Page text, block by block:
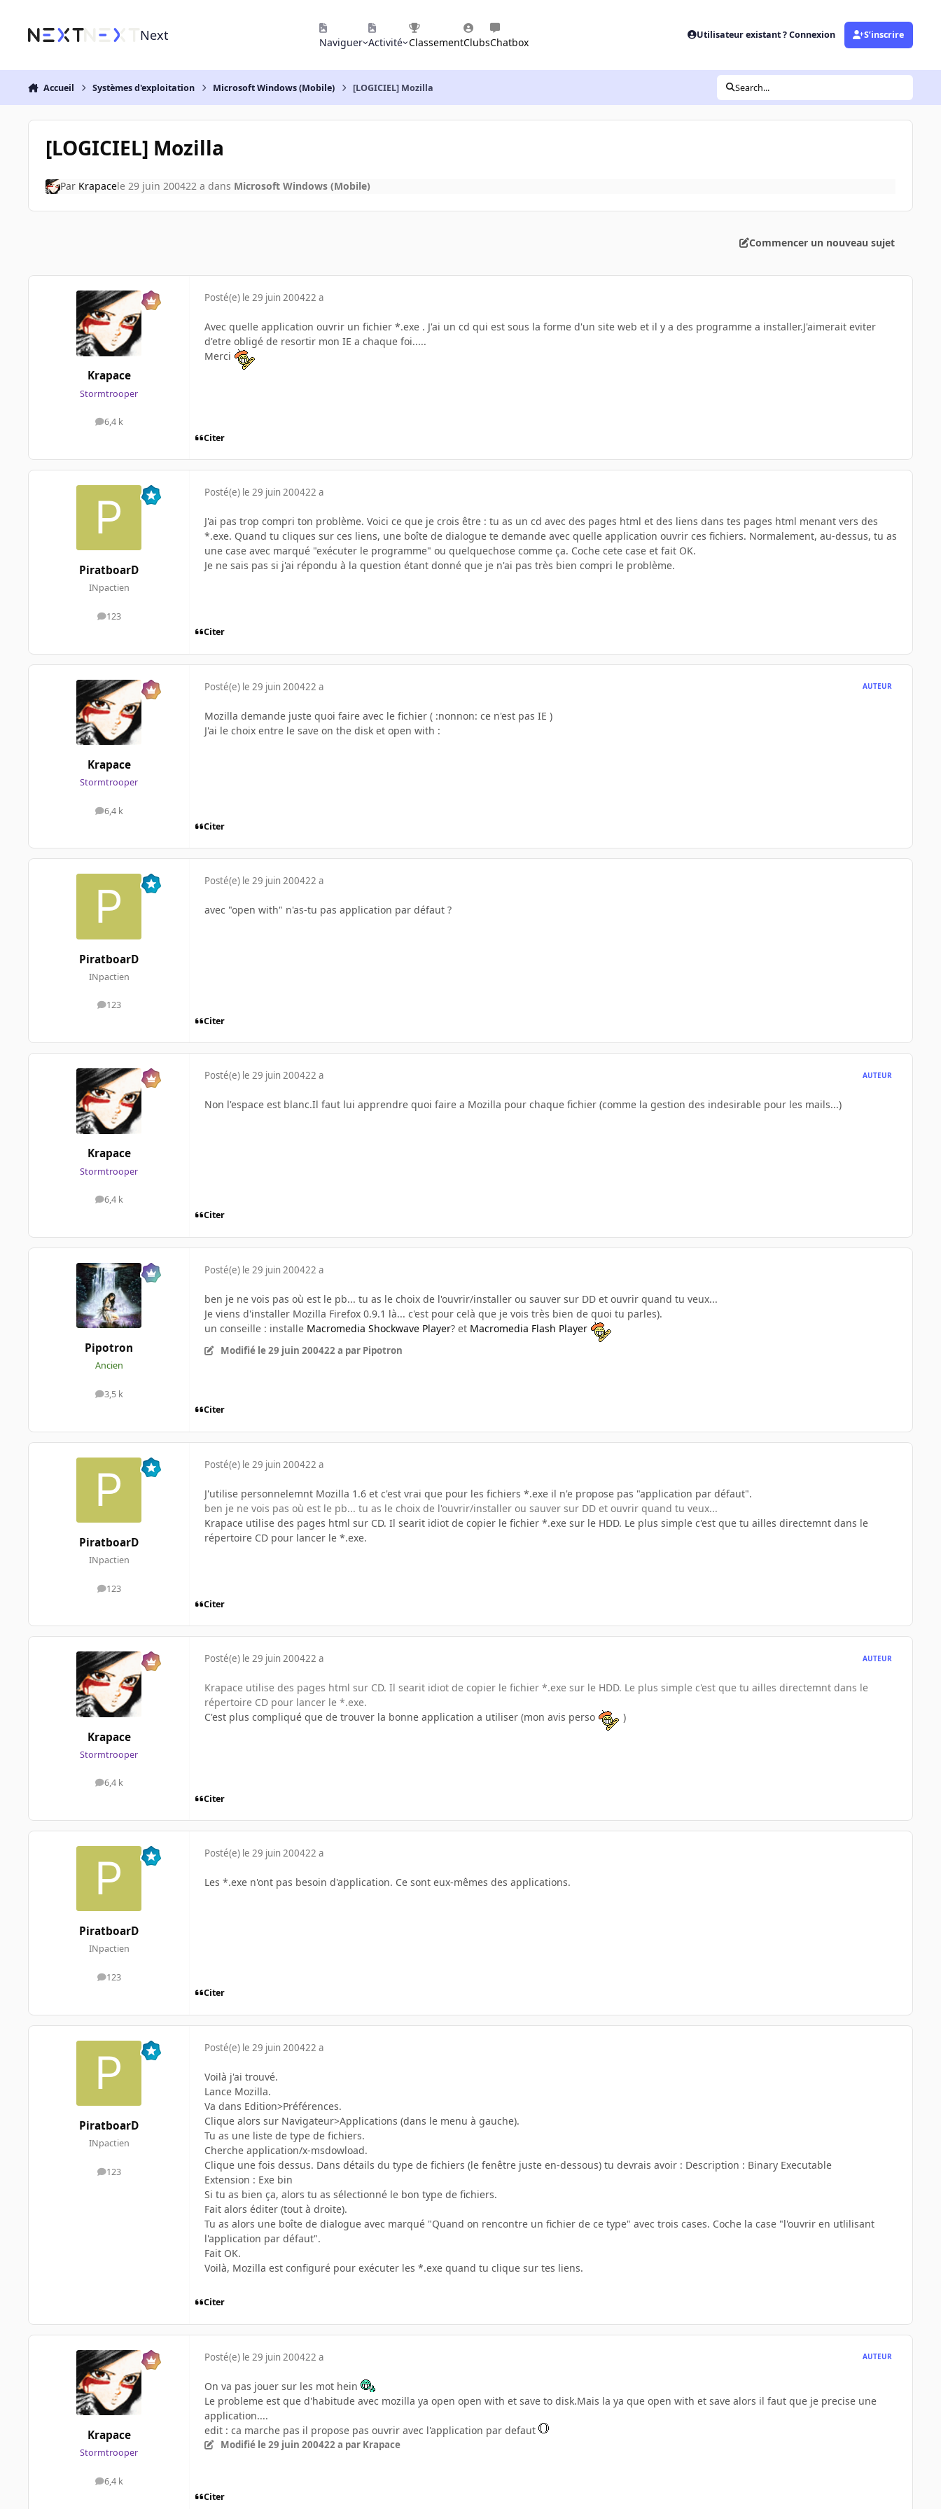
Next Naviguer Activité ClassementClubsChatbox
Utilisateur existant ? Connexion S’inscrire
Accueil Systèmes d'exploitation Microsoft Windows (Mobile) [LOGICIEL] Mozilla Search...
[LOGICIEL] Mozilla
Par Krapacele 29 juin 200422 a dans Microsoft Windows (Mobile)
Commencer un nouveau sujet
Krapace
Stormtrooper
6,4 k
messages
Posté(e) le 29 juin 200422 a
Avec quelle application ouvrir un fichier *.exe . J'ai un cd qui est sous la forme d'un site web et il y a des programme a installer.J'aimerait eviter
d'etre obligé de resortir mon IE a chaque foi.....
Merci
Citer
PiratboarD
INpactien
123
messages
Posté(e) le 29 juin 200422 a
J'ai pas trop compri ton problème. Voici ce que je crois être : tu as un cd avec des pages html et des liens dans tes pages html menant vers des
*.exe. Quand tu cliques sur ces liens, une boîte de dialogue te demande avec quelle application ouvrir ces fichiers. Normalement, au-dessus, tu as
une case avec marqué "exécuter le programme" ou quelquechose comme ça. Coche cete case et fait OK.
Je ne sais pas si j'ai répondu à la question étant donné que je n'ai pas très bien compri le problème.
Citer
Krapace
Stormtrooper
6,4 k
messages
Posté(e) le 29 juin 200422 a AUTEUR
Mozilla demande juste quoi faire avec le fichier ( :nonnon: ce n'est pas IE )
J'ai le choix entre le save on the disk et open with :
Citer
PiratboarD
INpactien
123
messages
Posté(e) le 29 juin 200422 a
avec "open with" n'as-tu pas application par défaut ?
Citer
Krapace
Stormtrooper
6,4 k
messages
Posté(e) le 29 juin 200422 a AUTEUR
Non l'espace est blanc.Il faut lui apprendre quoi faire a Mozilla pour chaque fichier (comme la gestion des indesirable pour les mails...)
Citer
Pipotron
Ancien
3,5 k
messages
Posté(e) le 29 juin 200422 a
ben je ne vois pas où est le pb... tu as le choix de l'ouvrir/installer ou sauver sur DD et ouvrir quand tu veux...
Je viens d'installer Mozilla Firefox 0.9.1 là... c'est pour celà que je vois très bien de quoi tu parles).
un conseille : installe Macromedia Shockwave Player? et Macromedia Flash Player
Modifié le 29 juin 200422 a par Pipotron
Citer
PiratboarD
INpactien
123
messages
Posté(e) le 29 juin 200422 a
J'utilise personnelemnt Mozilla 1.6 et c'est vrai que pour les fichiers *.exe il n'e propose pas "application par défaut".
ben je ne vois pas où est le pb... tu as le choix de l'ouvrir/installer ou sauver sur DD et ouvrir quand tu veux...
Krapace utilise des pages html sur CD. Il searit idiot de copier le fichier *.exe sur le HDD. Le plus simple c'est que tu ailles directemnt dans le
répertoire CD pour lancer le *.exe.
Citer
Krapace
Stormtrooper
6,4 k
messages
Posté(e) le 29 juin 200422 a AUTEUR
Krapace utilise des pages html sur CD. Il searit idiot de copier le fichier *.exe sur le HDD. Le plus simple c'est que tu ailles directemnt dans le
répertoire CD pour lancer le *.exe.
C'est plus compliqué que de trouver la bonne application a utiliser (mon avis perso
)
Citer
PiratboarD
INpactien
123
messages
Posté(e) le 29 juin 200422 a
Les *.exe n'ont pas besoin d'application. Ce sont eux-mêmes des applications.
Citer
PiratboarD
INpactien
123
messages
Posté(e) le 29 juin 200422 a
Voilà j'ai trouvé.
Lance Mozilla.
Va dans Edition>Préférences.
Clique alors sur Navigateur>Applications (dans le menu à gauche).
Tu as une liste de type de fichiers.
Cherche application/x-msdowload.
Clique une fois dessus. Dans détails du type de fichiers (le fenêtre juste en-dessous) tu devrais avoir : Description : Binary Executable
Extension : Exe bin
Si tu as bien ça, alors tu as sélectionné le bon type de fichiers.
Fait alors éditer (tout à droite).
Tu as alors une boîte de dialogue avec marqué "Quand on rencontre un fichier de ce type" avec trois cases. Coche la case "l'ouvrir en utlilisant
l'application par défaut".
Fait OK.
Voilà, Mozilla est configuré pour exécuter les *.exe quand tu clique sur tes liens.
Citer
Krapace
Stormtrooper
6,4 k
messages
Posté(e) le 29 juin 200422 a AUTEUR
On va pas jouer sur les mot hein
Le probleme est que d'habitude avec mozilla ya open open with et save to disk.Mais la ya que open with et save alors il faut que je precise une
application....
edit : ca marche pas il propose pas ouvrir avec l'application par defaut
Modifié le 29 juin 200422 a par Krapace
Citer